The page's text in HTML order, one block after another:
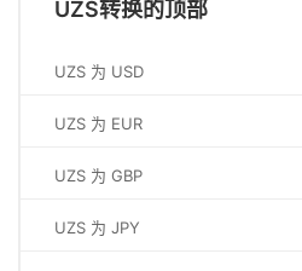
UZS转换的顶部
UZS 为 USD
UZS 为 EUR
UZS 为 GBP
UZS 为 JPY